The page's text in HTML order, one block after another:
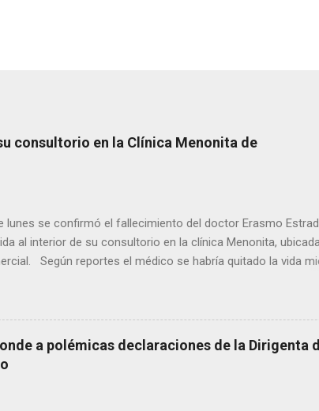
consultorio en la Clínica Menonita de
lunes se confirmó el fallecimiento del doctor Erasmo
al interior de su consultorio en la clínica Menonita,
Según reportes el médico se habría quitado la vida
Erasmo Estrada, quien se desempeñó como
era un médico reconocido en la región.
a polémicas declaraciones de la Dirigenta